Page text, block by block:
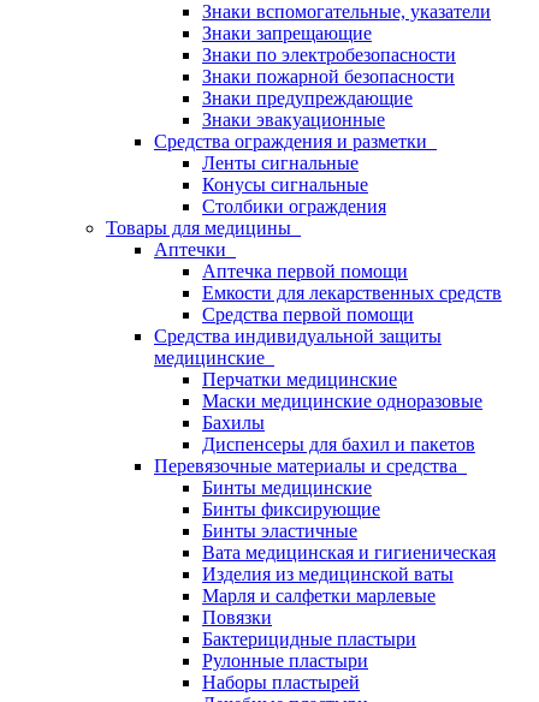
Знаки вспомогательные, указатели
Знаки запрещающие
Знаки по электробезопасности
Знаки пожарной безопасности
Знаки предупреждающие
Знаки эвакуационные
Средства ограждения и разметки
Ленты сигнальные
Конусы сигнальные
Столбики ограждения
Товары для медицины
Аптечки
Аптечка первой помощи
Емкости для лекарственных средств
Средства первой помощи
Средства индивидуальной защиты
медицинские
Перчатки медицинские
Маски медицинские одноразовые
Бахилы
Диспенсеры для бахил и пакетов
Перевязочные материалы и средства
Бинты медицинские
Бинты фиксирующие
Бинты эластичные
Вата медицинская и гигиеническая
Изделия из медицинской ваты
Марля и салфетки марлевые
Повязки
Бактерицидные пластыри
Рулонные пластыри
Наборы пластырей